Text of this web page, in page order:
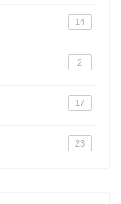
14
2
17
23